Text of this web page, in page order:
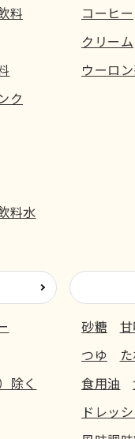
料
ク
料水
コーヒー
クリーム
ウーロ
除く
砂糖
つゆ
食用油
ドレッ